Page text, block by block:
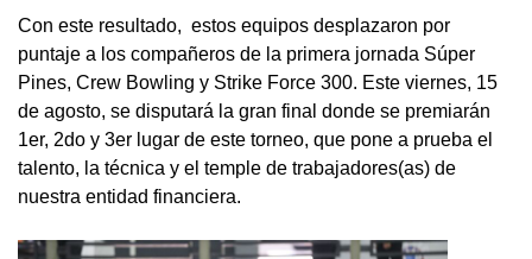
Con este resultado, estos equipos desplazaron por
puntaje a los compañeros de la primera jornada Súper
Pines, Crew Bowling y Strike Force 300. Este viernes, 15
de agosto, se disputará la gran final donde se premiarán
1er, 2do y 3er lugar de este torneo, que pone a prueba el
talento, la técnica y el temple de trabajadores(as) de
nuestra entidad financiera.